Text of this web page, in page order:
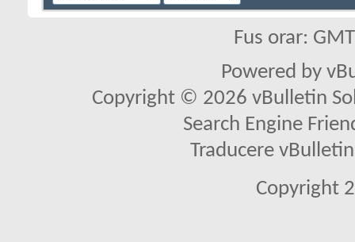
Fus orar:
Powered by
Copyright © 2026 vBulletin
Search Engine
Traducere
Copyright